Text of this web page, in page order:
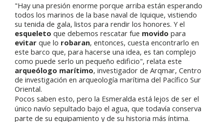
"Hay una presión enorme porque arriba están esperando
todos los marinos de la base naval de Iquique, vistiendo
su tenida de gala, listos para rendir los honores. Y el
esqueleto que debemos rescatar fue movido para
evitar que lo robaran, entonces, cuesta encontrarlo en
este barco que, para hacerse una idea, es tan complejo
como puede serlo un pequeño edificio", relata este
arqueólogo marítimo, investigador de Arqmar, Centro
de investigación en arqueología marítima del Pacífico Sur
Oriental.
Pocos saben esto, pero la Esmeralda está lejos de ser el
único navío sepultado bajo el agua, que todavía conserva
parte de su equipamiento y de su historia más íntima.